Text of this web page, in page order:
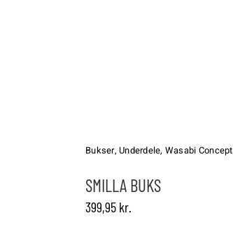
varianter.
Mulighederne
kan
Bukser,Underdele, Wasabi Concept
SMILLA BUKS
399,95 kr.